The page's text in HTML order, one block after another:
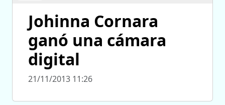
Johinna Cornara
ganó una cámara
digital
21/11/2013 11:26